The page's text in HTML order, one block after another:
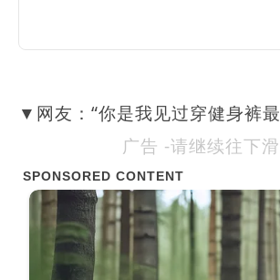
▼网友：“你是我见过穿健身裤
广告 -请继续往下